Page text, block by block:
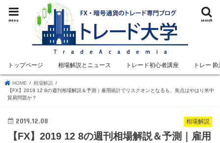
search
menu
トップページ 相場解説とニュース トレード初心者講座 トレード
HOME
相場解説
【FX】2019 12 8の週刊相場解説＆予測｜雇用統計でリスクオンとなるも、焦点はやはり米中
貿易問題か？
相場解説
2019.12.08
【FX】2019 12 8の週刊相場解説＆予測｜雇用